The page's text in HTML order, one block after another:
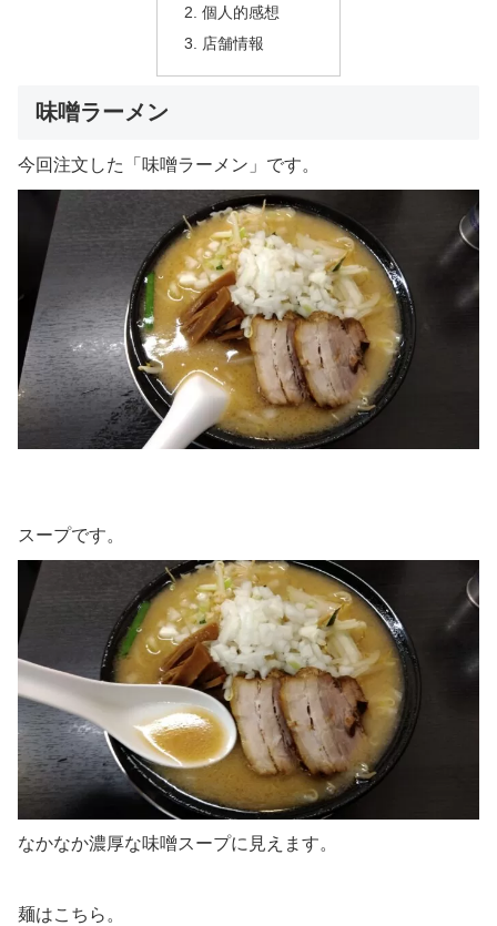
個人的感想
店舗情報
味噌ラーメン
今回注文した「味噌ラーメン」です。
スープです。
なかなか濃厚な味噌スープに見えます。
麺はこちら。